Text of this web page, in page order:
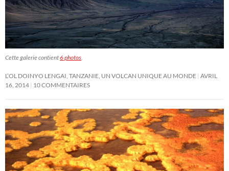
Cette galerie contient6 photos.
L’OL DOINYO LENGAI, TANZANIE, UN VOLCAN UNIQUE AU MONDE AVRIL
16, 2014 10 COMMENTAIRES